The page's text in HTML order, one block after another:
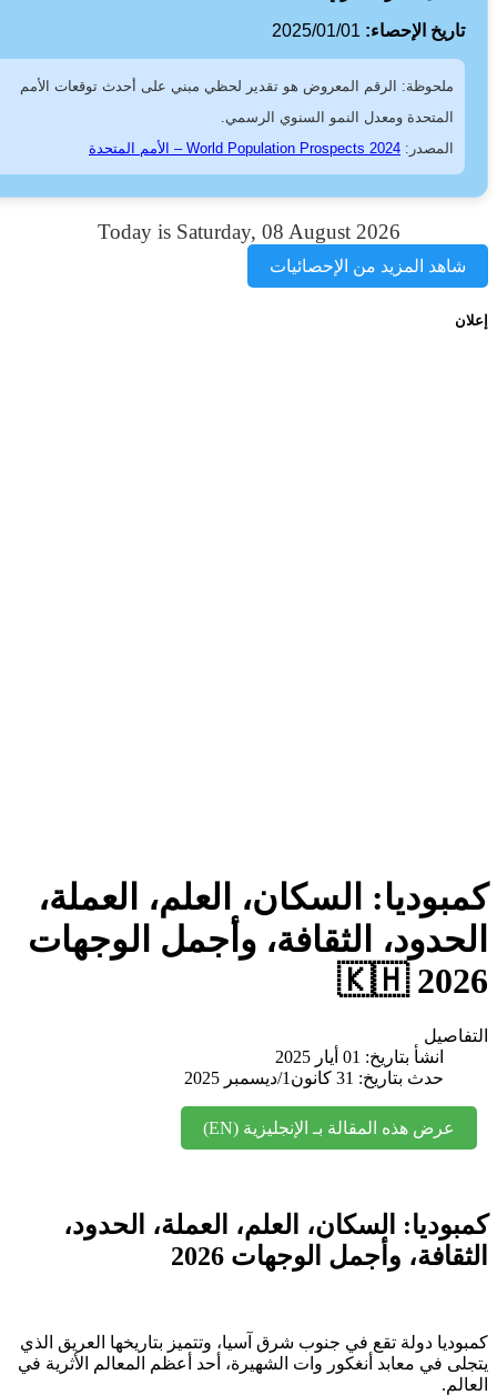
الإحصاء:2025/01/01
ملحوظة: الرقم المعروض هو تقدير لحظي مبني على أحدث توقعات الأمم
المتحدة ومعدل النمو السنوي الرسمي.
المصدر:World Population Prospects 2024 – الأمم المتحدة
Today is Saturday, 08 August 2026
المزيد من الإحصائيات
السكان، العلم، العملة،
الثقافة، وأجمل الوجهات
انشأ بتاريخ: 01 أيار 2025
حدث بتاريخ: 31 كانون1/ديسمبر 2025
عرض هذه المقالة بـ الإنجليزية (EN)
السكان، العلم، العملة، الحدود،
وأجمل الوجهات 2026
دولة تقع في جنوب شرق آسيا، وتتميز بتاريخها العريق الذي
في معابد أنغكور وات الشهيرة، أحد أعظم المعالم الأثرية في